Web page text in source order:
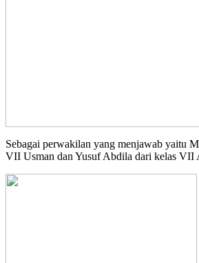
Sebagai perwakilan yang menjawab yaitu
VII Usman dan Yusuf Abdila dari kelas VII